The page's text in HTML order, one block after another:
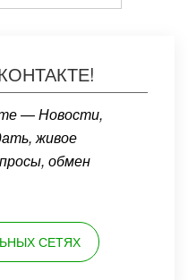
— Новости,
живое
обмен
СЕТЯХ